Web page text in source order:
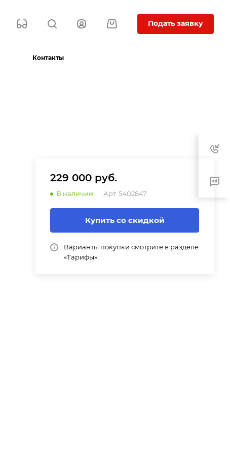
Подать заявку
Контакты
229 000 руб.
В наличии Арт. 5402847
Купить со скидкой
Варианты покупки смотрите в разделе
«Тарифы»